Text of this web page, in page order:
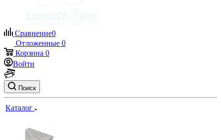
Сравнение0
Отложенные 0
Корзина 0
Войти
Поиск
Каталог